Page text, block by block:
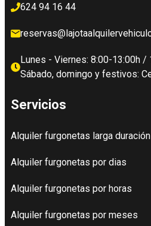
624 94 16 44
Lunes - Viernes: 8:00-13:00h /
Sábado, domingo y festivos:
Servicios
Alquiler furgonetas larga duración
Alquiler furgonetas por dias
Alquiler furgonetas por horas
Alquiler furgonetas por meses